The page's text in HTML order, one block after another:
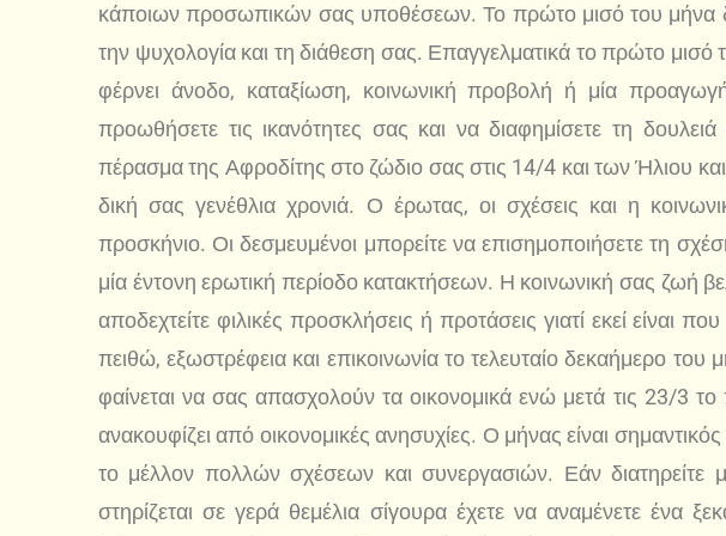
κάποιων προσωπικών σας υποθέσεων. Το πρώτο μισό του μήνα
την ψυχολογία και τη διάθεση σας. Επαγγελματικά το πρώτο μισό
φέρνει άνοδο, καταξίωση, κοινωνική προβολή ή μία
προωθήσετε τις ικανότητες σας και να διαφημίσετε τη
πέρασμα της Αφροδίτης στο ζώδιο σας στις 14/4 και των Ήλιου και
δική σας γενέθλια χρονιά. Ο έρωτας, οι σχέσεις και η
προσκήνιο. Οι δεσμευμένοι μπορείτε να επισημοποιήσετε τη
μία έντονη ερωτική περίοδο κατακτήσεων. Η κοινωνική σας ζωή
αποδεχτείτε φιλικές προσκλήσεις ή προτάσεις γιατί εκεί είναι
πειθώ, εξωστρέφεια και επικοινωνία το τελευταίο δεκαήμερο
φαίνεται να σας απασχολούν τα οικονομικά ενώ μετά τις 23/3
ανακουφίζει από οικονομικές ανησυχίες. Ο μήνας είναι
το μέλλον πολλών σχέσεων και συνεργασιών. Εάν διατηρείτε
στηρίζεται σε γερά θεμέλια σίγουρα έχετε να αναμένετε ένα